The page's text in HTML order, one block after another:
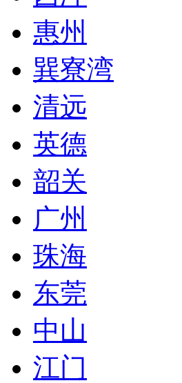
惠州
巽寮湾
清远
英德
韶关
广州
珠海
东莞
中山
江门